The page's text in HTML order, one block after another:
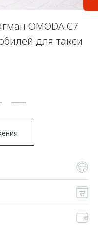
OMODA C7
для такси